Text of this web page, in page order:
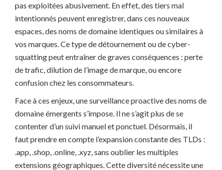
pas exploitées abusivement. En effet, des tiers mal
intentionnés peuvent enregistrer, dans ces nouveaux
espaces, des noms de domaine identiques ou similaires à
vos marques. Ce type de détournement ou de cyber-
squatting peut entraîner de graves conséquences : perte
de trafic, dilution de l’image de marque, ou encore
confusion chez les consommateurs.
Face à ces enjeux, une surveillance proactive des noms de
domaine émergents s’impose. Il ne s’agit plus de se
contenter d’un suivi manuel et ponctuel. Désormais, il
faut prendre en compte l’expansion constante des TLDs :
.app, .shop, .online, .xyz, sans oublier les multiples
extensions géographiques. Cette diversité nécessite une